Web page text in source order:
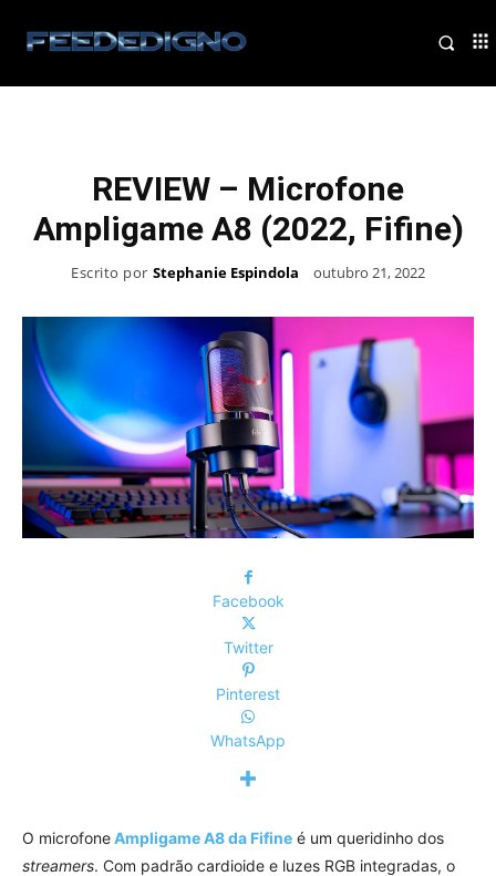
REVIEW – Microfone
Ampligame A8 (2022, Fifine)
Escrito por Stephanie Espindola outubro 21, 2022
Facebook
Twitter
Pinterest
WhatsApp
O microfoneAmpligame A8 da Fifine é um queridinho dos
streamers. Com padrão cardioide e luzes RGB integradas, o